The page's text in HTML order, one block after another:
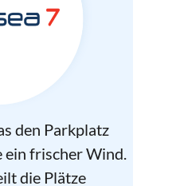
den Parkplatz
frischer Wind.
die Plätze